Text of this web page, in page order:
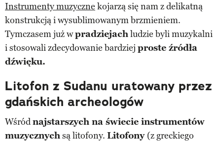
Instrumenty muzyczne kojarzą się nam z delikatną
konstrukcją i wysublimowanym brzmieniem.
Tymczasem już wpradziejachludzie byli muzykalni
i stosowali zdecydowanie bardziej proste źródła
dźwięku.
Litofon z Sudanu uratowany przez
gdańskich archeologów
Wśródnajstarszych na świecie instrumentów
muzycznychsą litofony. Litofony (z greckiego